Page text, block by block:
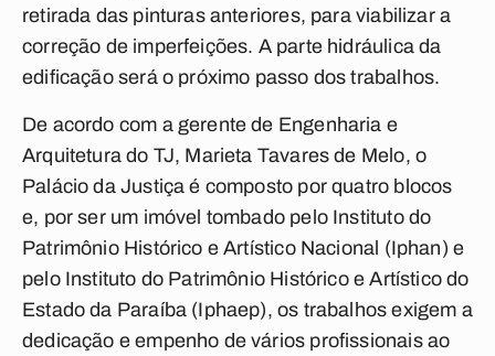
retirada das pinturas anteriores, para viabilizar a
correção de imperfeições. A parte hidráulica da
edificação será o próximo passo dos trabalhos.
De acordo com a gerente de Engenharia e
Arquitetura do TJ, Marieta Tavares de Melo, o
Palácio da Justiça é composto por quatro blocos
e, por ser um imóvel tombado pelo Instituto do
Patrimônio Histórico e Artístico Nacional (Iphan) e
pelo Instituto do Patrimônio Histórico e Artístico do
Estado da Paraíba (Iphaep), os trabalhos exigem a
dedicação e empenho de vários profissionais ao